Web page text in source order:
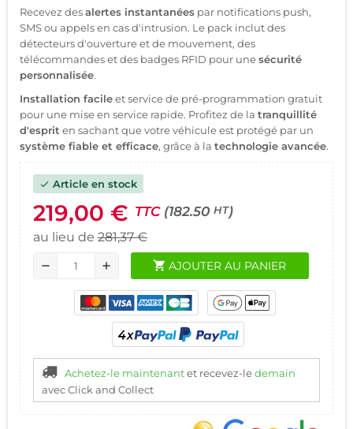
Recevez desalertes instantanées par notifications push,
SMS ou appels en cas d'intrusion. Le pack inclut des
détecteurs d'ouverture et de mouvement, des
télécommandes et des badges RFID pour unesécurité
personnalisée.
Installation facileet service de pré-programmation gratuit
pour une mise en service rapide. Profitez de la tranquillité
d'esprit en sachant que votre véhicule est protégé par un
système fiable et efficace, grâce à la technologie avancée.
check Article en stock
219,00 € TTC (182.50 HT)
au lieu de 281,37 €
remove add shopping_cart AJOUTER AU PANIER
Achetez-le maintenantet recevez-ledemain
avec Click and Collect